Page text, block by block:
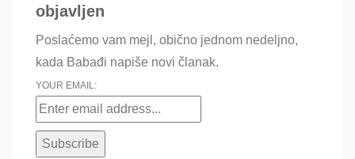
objavljen
Poslaćemo vam mejl, obično jednom nedeljno,
kada Babađi napiše novi članak.
YOUR EMAIL: